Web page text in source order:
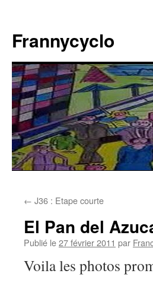
contenu
Frannycyclo
← J36 : Etape courte
El Pan del
Publié le27 février 2011 par
Voila les photos